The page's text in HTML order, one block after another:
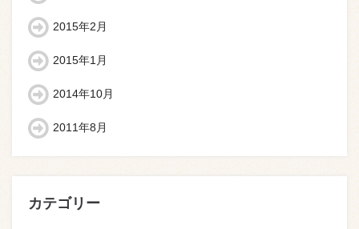
2015年2月
2015年1月
2014年10月
2011年8月
カテゴリー